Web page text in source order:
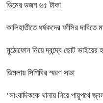
ডিমের ডজন ৬৫ টাকা
কালিহাতীতে ধর্ষকদের ফাঁসির দাবিতে
মুঠোফোন নিয়ে দ্বন্দ্বে ছোট ভাইয়ের
ডিমলায় সিপিবির স্মরণ সভা
‘সাংবাদিককে থানায় নিয়ে পায়ুপথে